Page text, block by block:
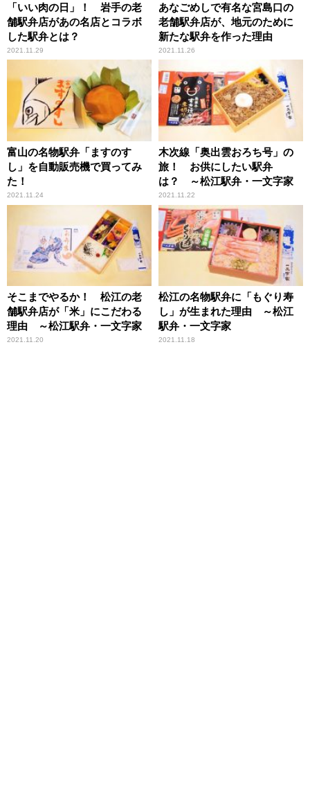
「いい肉の日」！ 岩手の老
舗駅弁店があの名店とコラボ
した駅弁とは？
2021.11.29
あなごめしで有名な宮島口の
老舗駅弁店が、地元のために
新たな駅弁を作った理由
2021.11.26
富山の名物駅弁「ますのす
し」を自動販売機で買ってみ
た！
2021.11.24
木次線「奥出雲おろち号」の
旅！ お供にしたい駅弁
は？ ～松江駅弁・一文字家
2021.11.22
そこまでやるか！ 松江の老
舗駅弁店が「米」にこだわる
理由 ～松江駅弁・一文字家
2021.11.20
松江の名物駅弁に「もぐり寿
し」が生まれた理由 ～松江
駅弁・一文字家
2021.11.18